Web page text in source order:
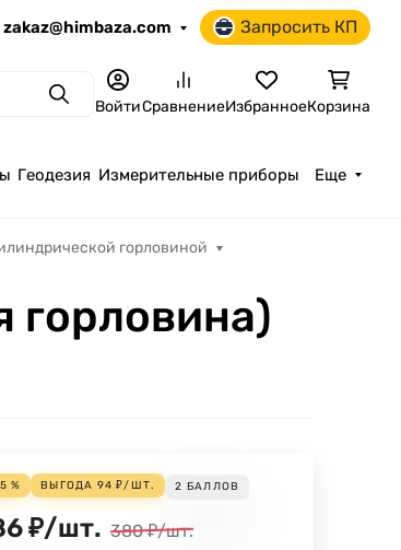
zakaz@himbaza.com Запросить КП
ПоискВойтиСравнениеИзбранноеКорзина
Геодезия Измерительные приборы Еще
горловиной
горловина)
% ВЫГОДА 94 ₽/ШТ. 2 БАЛЛОВ
₽/шт. 380 ₽/шт.